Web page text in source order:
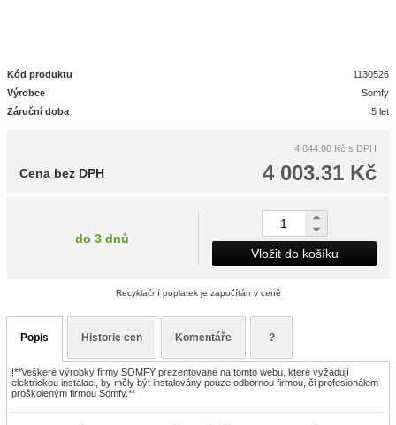
Kód produktu
1130526
Výrobce
Somfy
Záruční doba
5 let
4 844.00 Kč s DPH
4 003.31 Kč
Cena bez DPH
do 3 dnů
Vložit do košíku
Recyklační poplatek je započítán v ceně
Popis Historie cen Komentáře ?
!**Veškeré výrobky firmy SOMFY prezentované na tomto webu, které vyžadují
elektrickou instalaci, by měly být instalovány pouze odbornou firmou, či profesionálem
proškoleným firmou Somfy.**